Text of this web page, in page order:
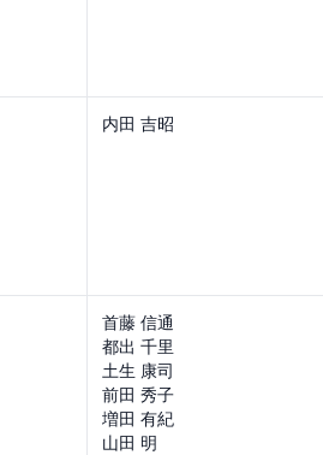
内田 吉昭
首藤 信通
都出 千里
土生 康司
前田 秀子
増田 有紀
山田 明